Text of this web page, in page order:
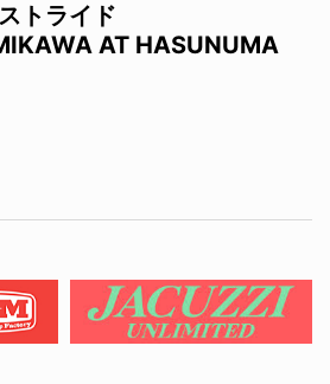
トライド
AT HASUNUMA